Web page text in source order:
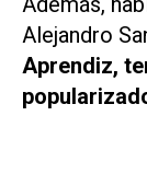
Alejandro
Aprendiz,